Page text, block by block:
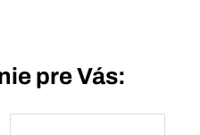
pre Vás: